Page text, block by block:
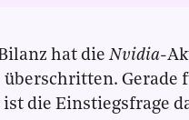
hat die Nvidia-
Gerade
ist die Einstiegsfrage